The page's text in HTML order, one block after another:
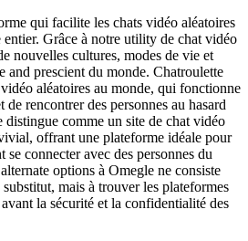
qui facilite les chats vidéo aléatoires
Grâce à notre utility de chat vidéo
nouvelles cultures, modes de vie et
and prescient du monde. Chatroulette
aléatoires au monde, qui fonctionne
rencontrer des personnes au hasard
distingue comme un site de chat vidéo
offrant une plateforme idéale pour
se connecter avec des personnes du
options à Omegle ne consiste
mais à trouver les plateformes
la sécurité et la confidentialité des